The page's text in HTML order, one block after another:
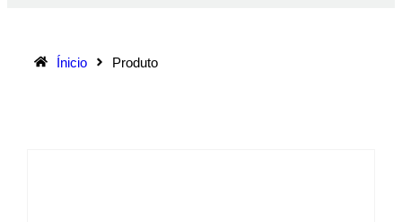
Ínicio Produto